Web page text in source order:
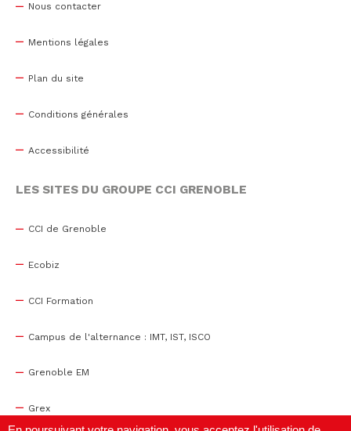
Nous contacter
Mentions légales
Plan du site
Conditions générales
Accessibilité
LES SITES DU GROUPE CCI GRENOBLE
CCI de Grenoble
Ecobiz
CCI Formation
Campus de l'alternance : IMT, IST, ISCO
Grenoble EM
Grex